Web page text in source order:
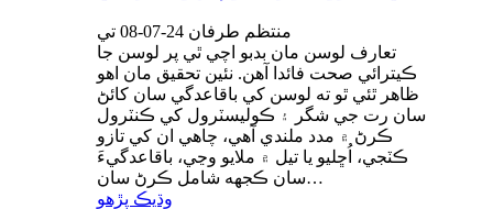
منتظم طرفان 24-07-08 تي
تعارف لوسن مان بدبو اچي ٿي پر لوسن جا
ڪيترائي صحت فائدا آهن. نئين تحقيق مان اهو
ظاهر ٿئي ٿو ته لوسن کي باقاعدگي سان کائڻ
سان رت جي شگر ۽ ڪوليسٽرول کي ڪنٽرول
ڪرڻ ۾ مدد ملندي آهي، چاهي ان کي تازو
ڪٽجي، اُڇليو يا تيل ۾ ملايو وڃي، باقاعدگيءَ
سان ڪجهه شامل ڪرڻ سان…
وڌيڪ پڙهو